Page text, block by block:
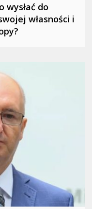
wysłać do
własności i